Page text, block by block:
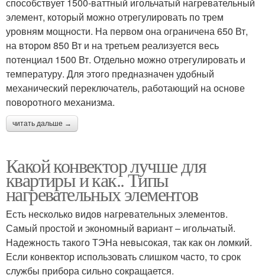
элемент, который можно отрегулировать по трем
уровням мощности. На первом она ограничена 650 Вт,
на втором 850 Вт и на третьем реализуется весь
потенциал 1500 Вт. Отдельно можно отрегулировать и
температуру. Для этого предназначен удобный
механический переключатель, работающий на основе
поворотного механизма.
читать дальше →
Какой конвектор лучше для
квартиры и как.. Типы
нагревательных элементов
Есть несколько видов нагревательных элементов.
Самый простой и экономный вариант – игольчатый.
Надежность такого ТЭНа невысокая, так как он ломкий.
Если конвектор использовать слишком часто, то срок
службы прибора сильно сокращается.